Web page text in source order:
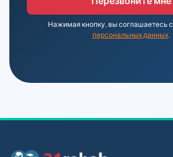
Нажимая кнопку, вы соглашаетесь с
персональных данных.